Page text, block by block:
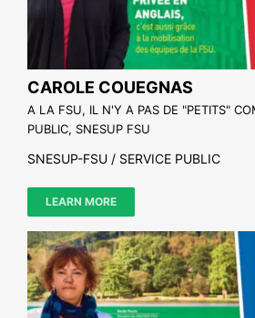
CAROLE COUEGNAS
A LA FSU, IL N'Y A PAS DE "PETITS"
PUBLIC, SNESUP FSU
SNESUP-FSU / SERVICE PUBLIC
LEARN MORE